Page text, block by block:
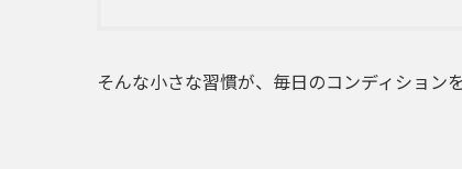
そんな小さな習慣が、毎日のコンディション